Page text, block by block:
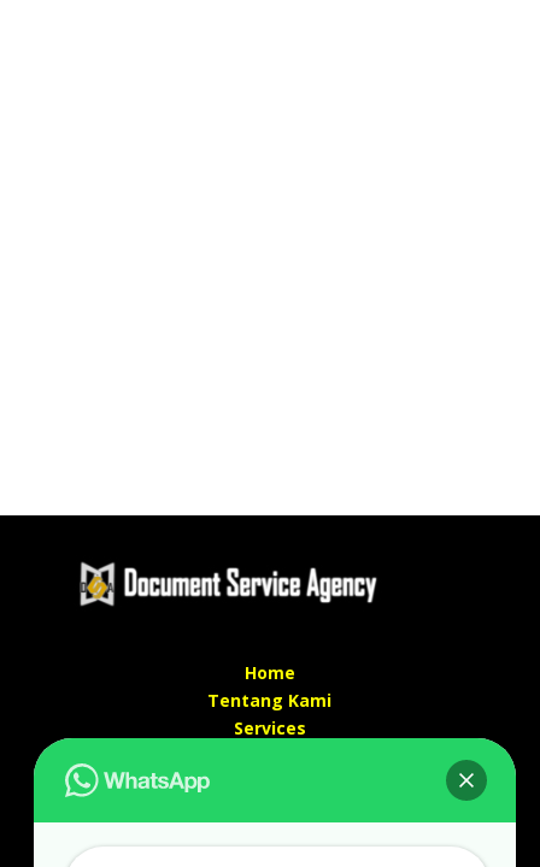
Home
Tentang Kami
Services
Kontak kami
Alamat kantor :